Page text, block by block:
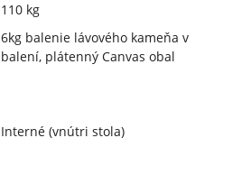
110 kg
6kg balenie lávového kameňa v
balení, plátenný Canvas obal
Interné (vnútri stola)